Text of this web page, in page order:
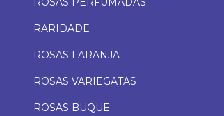
RARIDADE
ROSAS LARANJA
ROSAS VARIEGATAS
ROSAS BUQUE